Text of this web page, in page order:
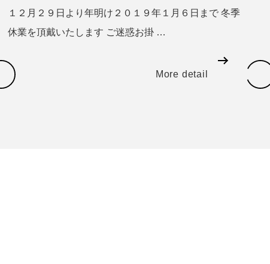
１２月２９日より年明け２０１９年１月６日まで 冬季
休業を頂戴いたします ご迷惑お掛 …
More detail